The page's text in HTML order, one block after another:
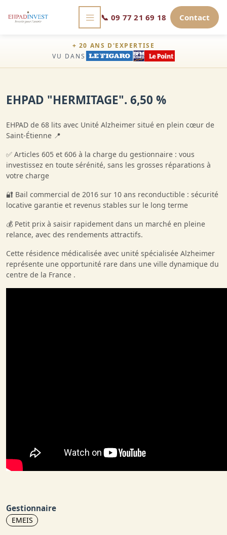
📞 09 77 21 69 18 Contact
+ 20 ANS D'EXPERTISE
VU DANS
EHPAD "HERMITAGE". 6,50 %
EHPAD de 68 lits avec Unité Alzheimer situé en plein cœur de
Saint-Étienne 📍
✅ Articles 605 et 606 à la charge du gestionnaire : vous
investissez en toute sérénité, sans les grosses réparations à
votre charge
🔐 Bail commercial de 2016 sur 10 ans reconductible : sécurité
locative garantie et revenus stables sur le long terme
💰 Petit prix à saisir rapidement dans un marché en pleine
relance, avec des rendements attractifs.
Cette résidence médicalisée avec unité spécialisée Alzheimer
représente une opportunité rare dans une ville dynamique du
centre de la France .
Gestionnaire
EMEIS